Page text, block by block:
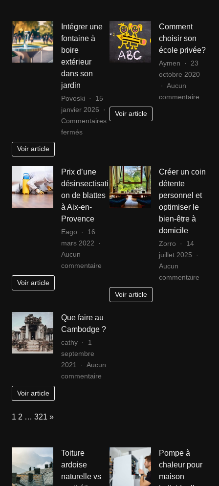
vos
chaussures
favorites
disent
Intégrer une
fontaine à
boire
extérieur
dans son
jardin
Povoski
15
janvier 2026
Commentaires
ferméssur
à
boire
extérieur
dans
son
jardin
Voir article
Comment
choisir son
école privée?
Aymen
23
octobre 2020
Aucun
commentaire
Voir article
Prix d’une
désinsectisati
on de blattes
à Aix-en-
Provence
Eago
16
mars 2022
Aucun
commentairesur
d’une
désinsectisation
blattes
à
Provence
Voir article
Créer un coin
détente
personnel et
optimiser le
bien-être à
domicile
Zorro
14
juillet 2025
Aucun
commentaire
Voir article
Que faire au
Cambodge ?
cathy
1
septembre
2021
Aucun
commentairesur
Voir article
Page:
1 2 … 321 Next
»
Toiture
ardoise
naturelle vs
Pompe à
chaleur pour
maison